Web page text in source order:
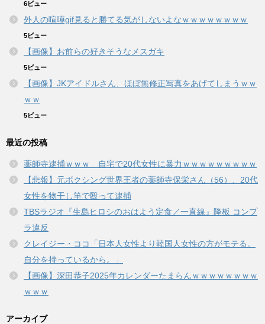
6ビュー
外人の喧嘩gif見ると勝てる気がしないよなｗｗｗｗｗｗｗｗ
5ビュー
【画像】お前らの好きそうなメスガキ
5ビュー
【画像】JKアイドルさん、ほぼ無修正写真をあげてしまうｗｗ
ｗｗ
5ビュー
最近の投稿
薬師寺逮捕ｗｗｗ 自宅で20代女性に暴力ｗｗｗｗｗｗｗｗｗ
【悲報】元ボクシング世界王者の薬師寺保栄さん（56）、20代
女性を物干し竿で殴って逮捕
TBSラジオ『生島ヒロシのおはよう定食／一直線』降板 コンプ
ラ違反
クレイジー・ココ「日本人女性より韓国人女性の方がモテる。
自分を持っているから。」
【画像】深田恭子2025年カレンダーたまらんｗｗｗｗｗｗｗｗ
ｗｗｗ
アーカイブ